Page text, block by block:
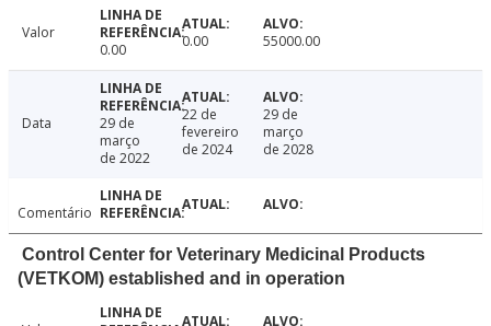
Valor
0.00
0.00 55000.00
Data
29 de
março
de 2022
22 de
fevereiro
de 2024
29 de
março
de 2028
Comentário
Control Center for Veterinary Medicinal Products
(VETKOM) established and in operation